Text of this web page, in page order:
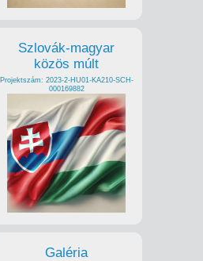
Szlovák-magyar
közös múlt
Projektszám: 2023-2-HU01-KA210-SCH-
000169882
Galéria